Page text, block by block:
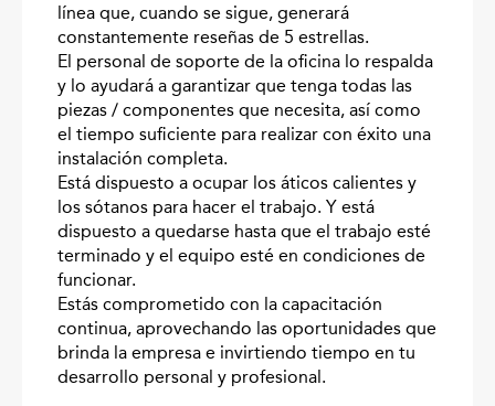
línea que, cuando se sigue, generará
constantemente reseñas de 5 estrellas.
El personal de soporte de la oficina lo respalda
y lo ayudará a garantizar que tenga todas las
piezas / componentes que necesita, así como
el tiempo suficiente para realizar con éxito una
instalación completa.
Está dispuesto a ocupar los áticos calientes y
los sótanos para hacer el trabajo. Y está
dispuesto a quedarse hasta que el trabajo esté
terminado y el equipo esté en condiciones de
funcionar.
Estás comprometido con la capacitación
continua, aprovechando las oportunidades que
brinda la empresa e invirtiendo tiempo en tu
desarrollo personal y profesional.